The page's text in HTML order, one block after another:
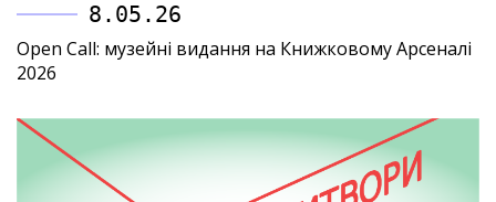
8.05.26
Open Call: музейні видання на Книжковому Арсеналі
2026